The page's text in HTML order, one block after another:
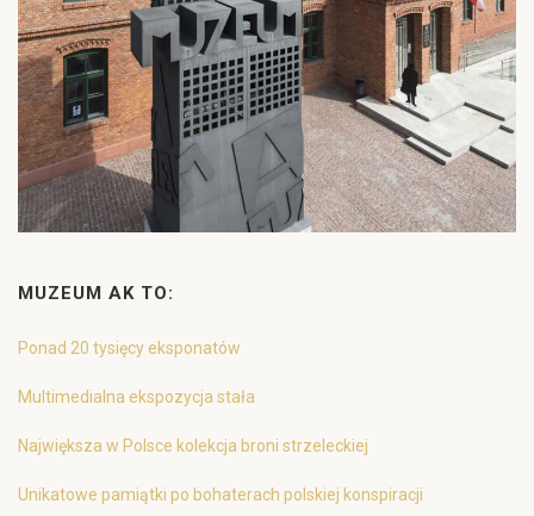
MUZEUM AK TO:
Ponad 20 tysięcy eksponatów
Multimedialna ekspozycja stała
Największa w Polsce kolekcja broni strzeleckiej
Unikatowe pamiątki po bohaterach polskiej konspiracji